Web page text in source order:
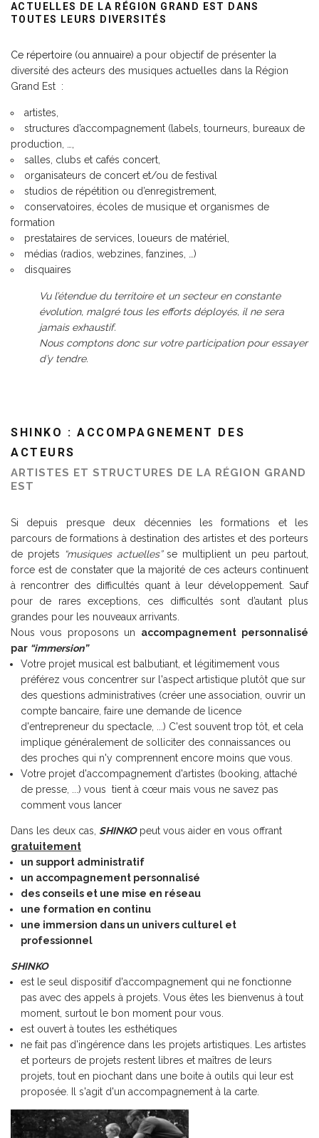
ACTUELLES DE LA RÉGION GRAND EST DANS
TOUTES LEURS DIVERSITÉS
Ce répertoire (ou annuaire) a pour objectif de présenter la
diversité des acteurs des musiques actuelles dans la Région
Grand Est :
artistes,
structures d’accompagnement (labels, tourneurs, bureaux de
production, …,
salles, clubs et cafés concert,
organisateurs de concert et/ou de festival
studios de répétition ou d’enregistrement,
conservatoires, écoles de musique et organismes de
formation
prestataires de services, loueurs de matériel,
médias (radios, webzines, fanzines, …)
disquaires
Vu l’étendue du territoire et un secteur en constante
évolution, malgré tous les efforts déployés, il ne sera
jamais exhaustif.
Nous comptons donc sur votre participation pour essayer
d’y tendre.
SHINKO : ACCOMPAGNEMENT DES
ACTEURS
ARTISTES ET STRUCTURES DE LA RÉGION GRAND
EST
Si depuis presque deux décennies les formations et les
parcours de formations à destination des artistes et des porteurs
de projets “musiques actuelles”se multiplient un peu partout,
force est de constater que la majorité de ces acteurs continuent
à rencontrer des difficultés quant à leur développement. Sauf
pour de rares exceptions, ces difficultés sont d’autant plus
grandes pour les nouveaux arrivants.
Nous vous proposons un accompagnement personnalisé
par “immersion”
Votre projet musical est balbutiant, et légitimement vous
préférez vous concentrer sur l'aspect artistique plutôt que sur
des questions administratives (créer une association, ouvrir un
compte bancaire, faire une demande de licence
d'entrepreneur du spectacle, ...) C'est souvent trop tôt, et cela
implique généralement de solliciter des connaissances ou
des proches qui n'y comprennent encore moins que vous.
Votre projet d'accompagnement d'artistes (booking, attaché
de presse, ...) vous tient à cœur mais vous ne savez pas
comment vous lancer
Dans les deux cas, SHINKOpeut vous aider en vous offrant
gratuitement
un support administratif
un accompagnement personnalisé
des conseils et une mise en réseau
une formation en continu
une immersion dans un univers culturel et
professionnel
SHINKO
est le seul dispositif d'accompagnement qui ne fonctionne
pas avec des appels à projets. Vous êtes les bienvenus à tout
moment, surtout le bon moment pour vous.
est ouvert à toutes les esthétiques
ne fait pas d'ingérence dans les projets artistiques. Les artistes
et porteurs de projets restent libres et maîtres de leurs
projets, tout en piochant dans une boite à outils qui leur est
proposée. Il s'agit d'un accompagnement à la carte.